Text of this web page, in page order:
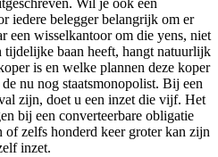
Wil je ook een
iedere belegger belangrijk om er
een wisselkantoor om die yens, niet
tijdelijke baan heeft, hangt natuurlijk
is en welke plannen deze koper
nu nog staatsmonopolist. Bij een
zijn, doet u een inzet die vijf. Het
bij een converteerbare obligatie
of zelfs honderd keer groter kan zijn
inzet.